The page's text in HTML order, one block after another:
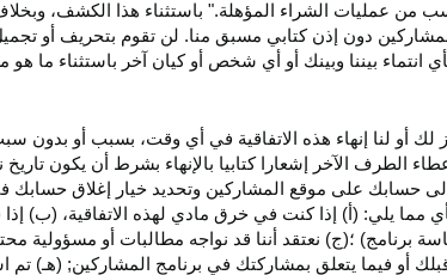
من عمليات الشراء المؤهلة." باستثناء هذا الكشف،
دون إذن كتابي مسبق منا. لن تقوم بتحريف أو
بأي انتماء بيننا وبينك أو أي شخص أو كيان آخر باستثناء ما
أو لنا إنهاء هذه الاتفاقية في أي وقت، بسبب أو بدون
الآخر إشعارا كتابيا بالإنهاء بشرط أن يكون تاريخ
حسابك على موقع المشاركين وتحديد خيار إغلاق حسابك
بأي مما يلي: (أ) إذا كنت في خرق مادي لهذه الاتفاقية،
برنامج) ؛(ج) نعتقد أننا قد نواجه مطالبات أو مسؤولية
أو فيما يتعلق بمشاركتك في برنامج المشاركين; (هـ)